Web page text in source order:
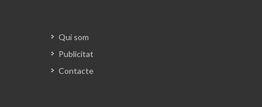
Qui som
Publicitat
Contacte